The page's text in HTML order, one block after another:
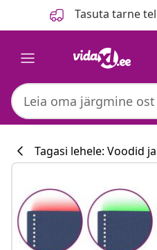
Tasuta tarne
Tagasi lehele: Voodid